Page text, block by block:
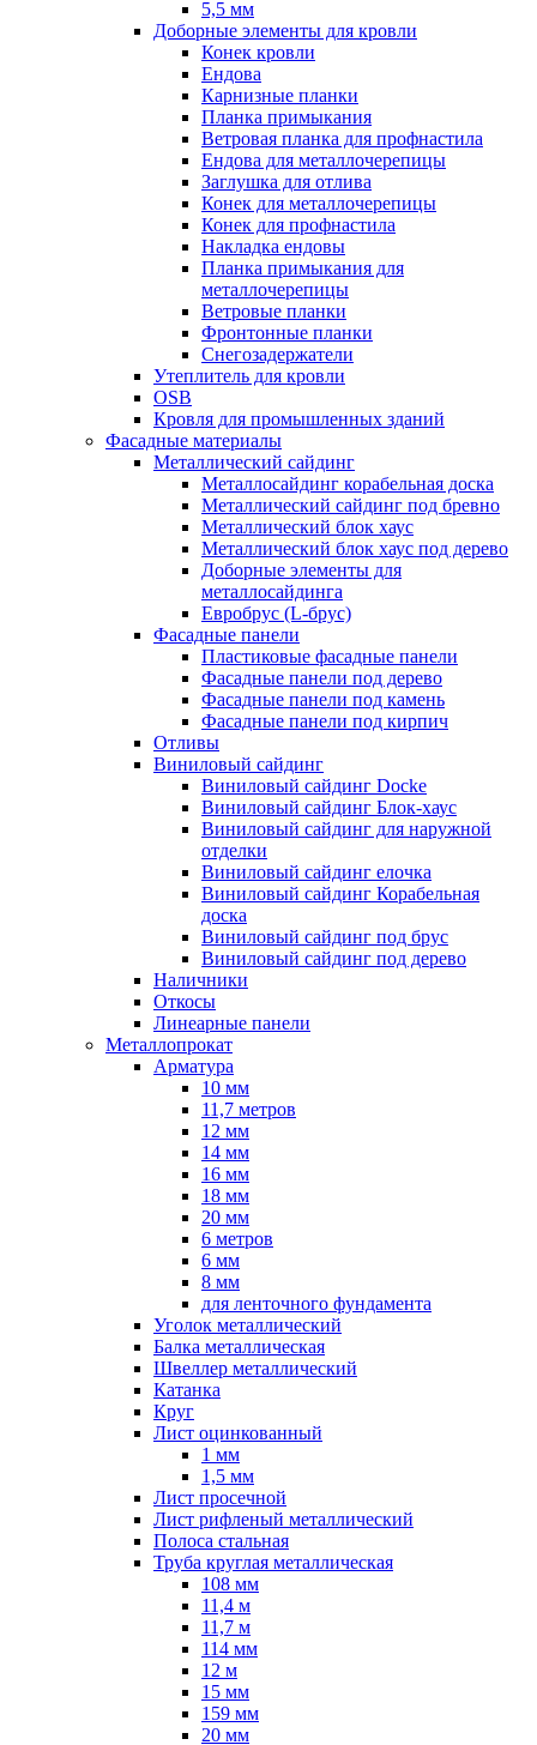
5,5 мм
Доборные элементы для кровли
Конек кровли
Ендова
Карнизные планки
Планка примыкания
Ветровая планка для профнастила
Ендова для металлочерепицы
Заглушка для отлива
Конек для металлочерепицы
Конек для профнастила
Накладка ендовы
Планка примыкания для
металлочерепицы
Ветровые планки
Фронтонные планки
Снегозадержатели
Утеплитель для кровли
OSB
Кровля для промышленных зданий
Фасадные материалы
Металлический сайдинг
Металлосайдинг корабельная доска
Металлический сайдинг под бревно
Металлический блок хаус
Металлический блок хаус под дерево
Доборные элементы для
металлосайдинга
Евробрус (L-брус)
Фасадные панели
Пластиковые фасадные панели
Фасадные панели под дерево
Фасадные панели под камень
Фасадные панели под кирпич
Отливы
Виниловый сайдинг
Виниловый сайдинг Docke
Виниловый сайдинг Блок-хаус
Виниловый сайдинг для наружной
отделки
Виниловый сайдинг елочка
Виниловый сайдинг Корабельная
доска
Виниловый сайдинг под брус
Виниловый сайдинг под дерево
Наличники
Откосы
Линеарные панели
Металлопрокат
Арматура
10 мм
11,7 метров
12 мм
14 мм
16 мм
18 мм
20 мм
6 метров
6 мм
8 мм
для ленточного фундамента
Уголок металлический
Балка металлическая
Швеллер металлический
Катанка
Круг
Лист оцинкованный
1 мм
1,5 мм
Лист просечной
Лист рифленый металлический
Полоса стальная
Труба круглая металлическая
108 мм
11,4 м
11,7 м
114 мм
12 м
15 мм
159 мм
20 мм